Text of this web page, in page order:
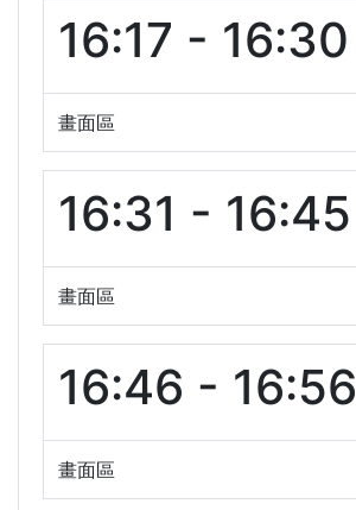
16:17 - 16:30
畫面區
16:31 - 16:45
畫面區
16:46 - 16:56
畫面區